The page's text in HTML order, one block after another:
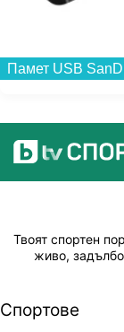
Твоят спортен
живо,
Спортове